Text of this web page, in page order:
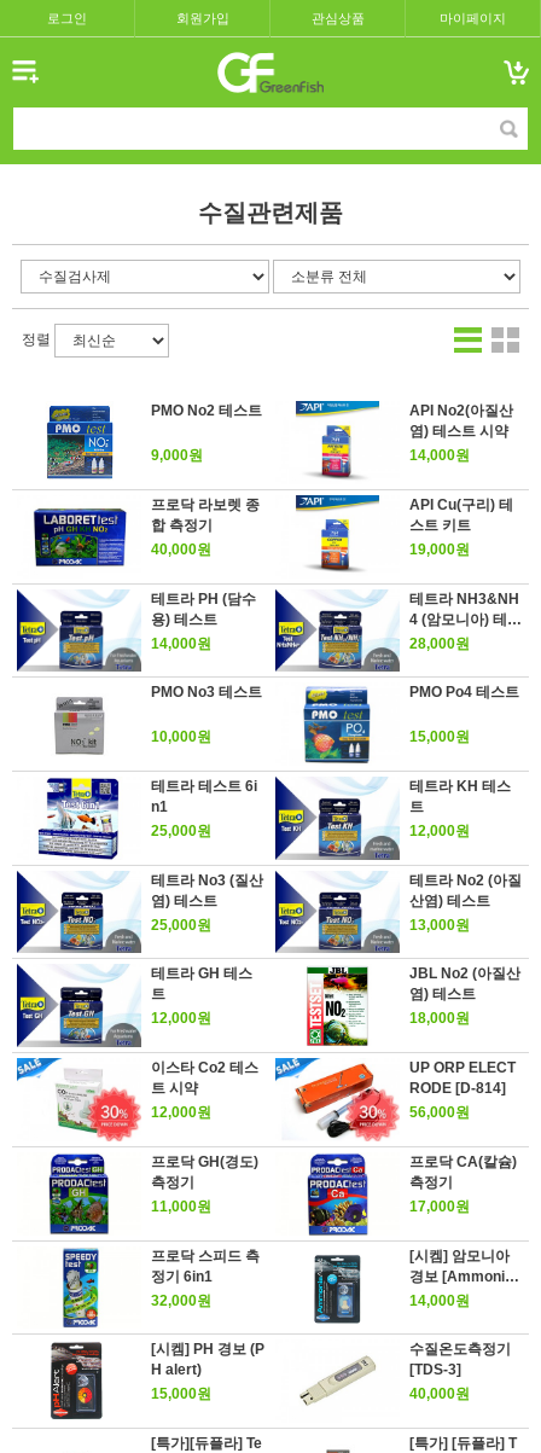
로그인 회원가입 관심상품 마이페이지
수질관련제품
정렬
PMO No2 테스트
9,000원
API No2(아질산
염) 테스트 시약
14,000원
프로닥 라보렛 종
합 측정기
40,000원
API Cu(구리) 테
스트 키트
19,000원
테트라 PH (담수
용) 테스트
14,000원
테트라 NH3&NH
4 (암모니아) 테스
트
28,000원
PMO No3 테스트
10,000원
PMO Po4 테스트
15,000원
테트라 테스트 6i
n1
25,000원
테트라 KH 테스
트
12,000원
테트라 No3 (질산
염) 테스트
25,000원
테트라 No2 (아질
산염) 테스트
13,000원
테트라 GH 테스
트
12,000원
JBL No2 (아질산
염) 테스트
18,000원
이스타 Co2 테스
트 시약
12,000원
UP ORP ELECT
RODE [D-814]
56,000원
프로닥 GH(경도)
측정기
11,000원
프로닥 CA(칼슘)
측정기
17,000원
프로닥 스피드 측
정기 6in1
32,000원
[시켐] 암모니아
경보 [Ammonia
Alert]
14,000원
[시켐] PH 경보 (P
H alert)
15,000원
수질온도측정기
[TDS-3]
40,000원
[특가][듀플라] Te
[특가] [듀플라] T